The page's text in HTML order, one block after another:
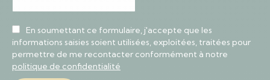
En soumettant ce formulaire, j'accepte que les
informations saisies soient utilisées, exploitées, traitées pour
permettre de me recontacter conformément à notre
politique de confidentialité